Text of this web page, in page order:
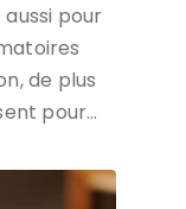
aussi pour
de plus
pour…